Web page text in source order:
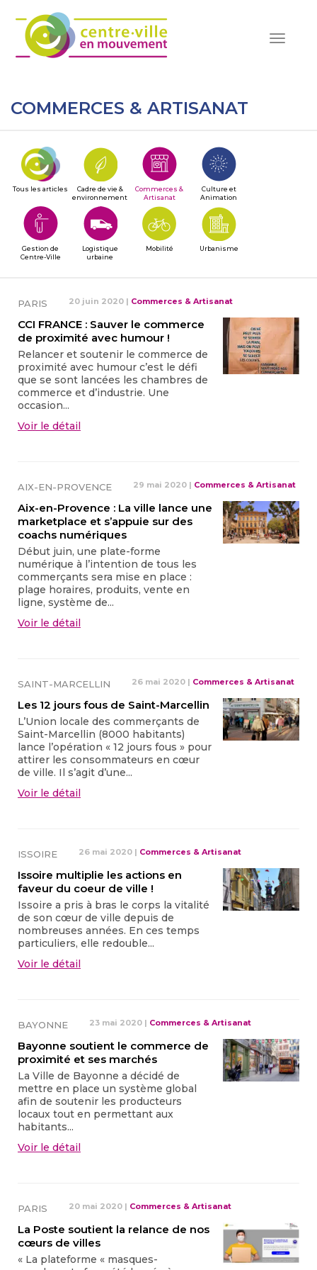
Toggle
COMMERCES & ARTISANAT
Tous les articles
Cadre de vie &
environnement
Commerces &
Artisanat
Culture et
Animation
Gestion de
Centre-Ville
Logistique
urbaine
Mobilité Urbanisme
PARIS 20 juin 2020 | Commerces & Artisanat
CCI FRANCE : Sauver le commerce
de proximité avec humour !
Relancer et soutenir le commerce de
proximité avec humour c’est le défi
que se sont lancées les chambres de
commerce et d’industrie. Une
occasion...
Voir le détail
AIX-EN-PROVENCE 29 mai 2020 | Commerces & Artisanat
Aix-en-Provence : La ville lance une
marketplace et s’appuie sur des
coachs numériques
Début juin, une plate-forme
numérique à l’intention de tous les
commerçants sera mise en place :
plage horaires, produits, vente en
ligne, système de...
Voir le détail
SAINT-MARCELLIN 26 mai 2020 | Commerces & Artisanat
Les 12 jours fous de Saint-Marcellin
L’Union locale des commerçants de
Saint-Marcellin (8000 habitants)
lance l’opération « 12 jours fous » pour
attirer les consommateurs en cœur
de ville. Il s’agit d’une...
Voir le détail
ISSOIRE 26 mai 2020 | Commerces & Artisanat
Issoire multiplie les actions en
faveur du coeur de ville !
Issoire a pris à bras le corps la vitalité
de son cœur de ville depuis de
nombreuses années. En ces temps
particuliers, elle redouble...
Voir le détail
BAYONNE 23 mai 2020 | Commerces & Artisanat
Bayonne soutient le commerce de
proximité et ses marchés
La Ville de Bayonne a décidé de
mettre en place un système global
afin de soutenir les producteurs
locaux tout en permettant aux
habitants...
Voir le détail
PARIS 20 mai 2020 | Commerces & Artisanat
La Poste soutient la relance de nos
cœurs de villes
« La plateforme « masques-